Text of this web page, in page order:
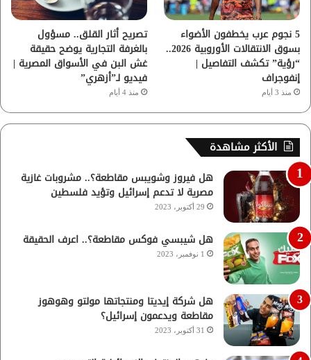
5 نجوم عرب يخطفون الأضواء
بسوق الانتقالات الأوروبية 2026..
“رؤية” تكشف التفاصيل |
إنفوجراف
منذ 3 أيام
تصريح أثار القلق.. مسؤول
بالغرفة التجارية يوضح حقيقة
غش البن في الأسواق المصرية |
فيديو لـ”أزهري”
منذ 4 أيام
الأكثر مشاهدة
هل فيروز وشويبس مقاطعة؟.. مشروبات غازية
مصرية لا تدعم إسرائيل وتؤيد فلسطين
29 أكتوبر، 2023
هل شيبسي فوكس مقاطعة؟.. اعرف الحقيقة
1 نوفمبر، 2023
هل شركة إيديتا ومنتجاتها مولتو وهوهوز
مقاطعة ويدعمون إسرائيل؟
31 أكتوبر، 2023